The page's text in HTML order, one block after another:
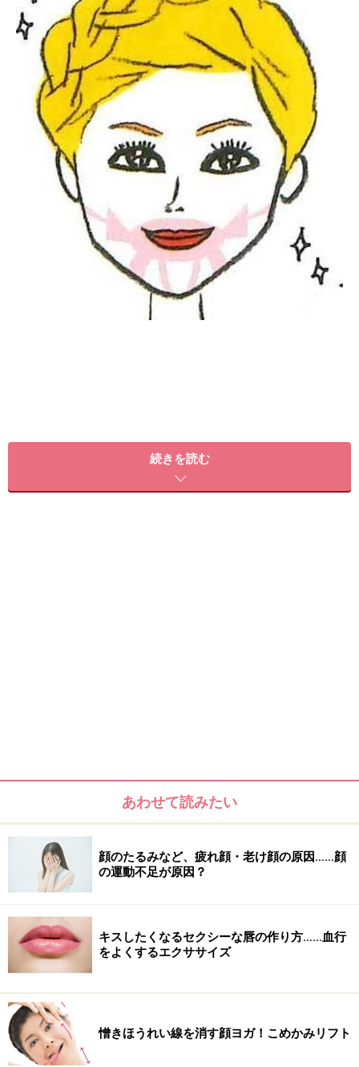
1：【顔ヨガ・ぐるぐるぱぁっのポーズ】口
を左右にぐるぐる
続きを読む
あわせて読みたい
顔のたるみなど、疲れ顔・老け顔の原因……顔
の運動不足が原因？
キスしたくなるセクシーな唇の作り方……血行
をよくするエクササイズ
憎きほうれい線を消す顔ヨガ！こめかみリフト